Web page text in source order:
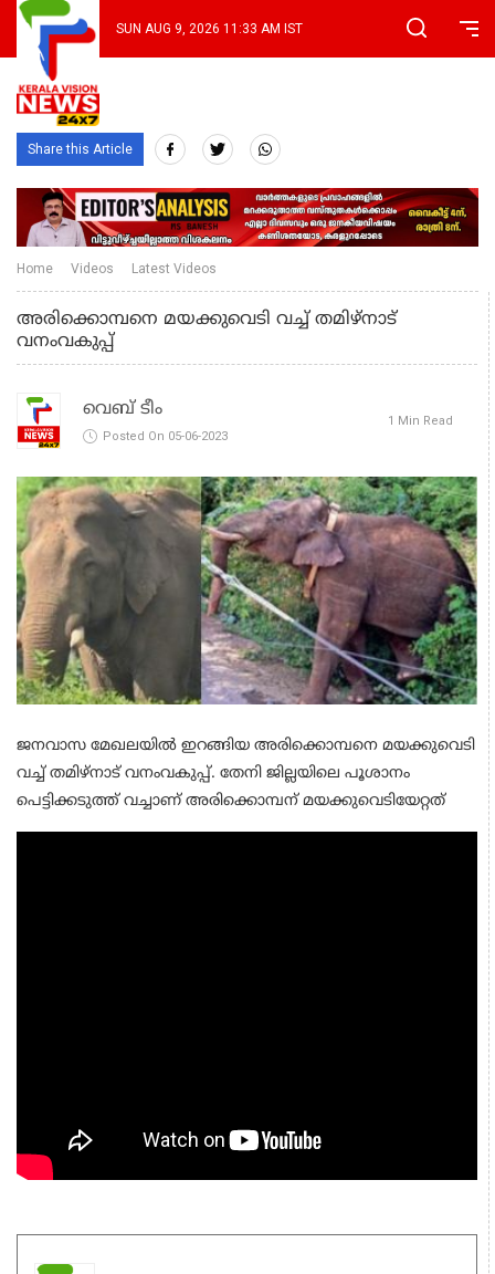
SUN AUG 9, 2026 11:33 AM IST
Share this Article
Home Videos Latest Videos
അരിക്കൊമ്പനെ മയക്കുവെടി വച്ച് തമിഴ്‌നാട്
വനംവകുപ്പ്
വെബ് ടീം
Posted On 05-06-2023
1 Min Read
ജനവാസ മേഖലയില്‍ ഇറങ്ങിയ അരിക്കൊമ്പനെ മയക്കുവെടി
വച്ച് തമിഴ്‌നാട് വനംവകുപ്പ്. തേനി ജില്ലയിലെ പൂശാനം
പെട്ടിക്കടുത്ത് വച്ചാണ് അരിക്കൊമ്പന് മയക്കുവെടിയേറ്റത്